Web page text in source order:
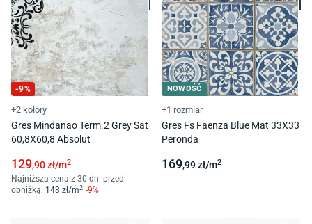
-9%
+2 kolory
Gres Mindanao Term.2 Grey Sat
60,8X60,8 Absolut
129,90zł/m2
Najniższa cena z 30 dni przed
obniżką: 143 zł/m2 -9%
NOWOŚĆ
+1 rozmiar
Gres Fs Faenza Blue Mat 33X33
Peronda
169,99zł/m2